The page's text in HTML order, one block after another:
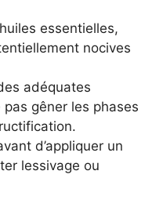
essentielles,
nocives
adéquates
pas gêner les phases
d’appliquer un
lessivage ou